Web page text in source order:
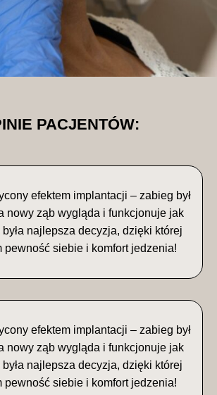
PACJENTÓW:
efektem implantacji – zabieg był
nowy ząb wygląda i funkcjonuje jak
była najlepsza decyzja, dzięki której
pewność siebie i komfort jedzenia!
efektem implantacji – zabieg był
nowy ząb wygląda i funkcjonuje jak
była najlepsza decyzja, dzięki której
pewność siebie i komfort jedzenia!